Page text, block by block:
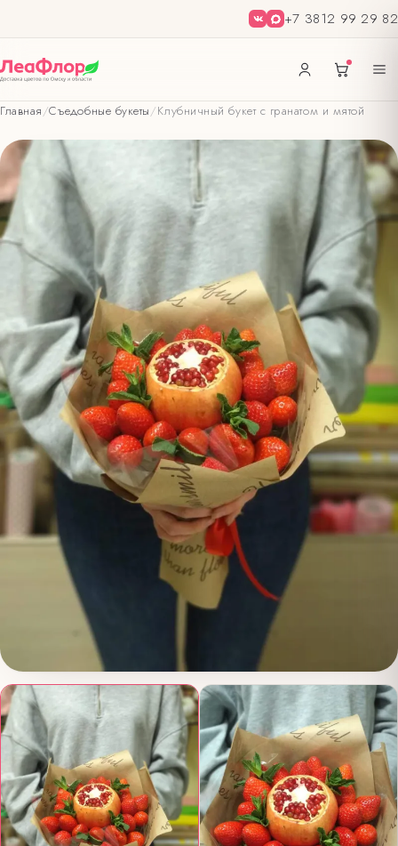
+7 3812 99 29 82
Главная/Съедобные букеты/Клубничный букет с гранатом и мятой